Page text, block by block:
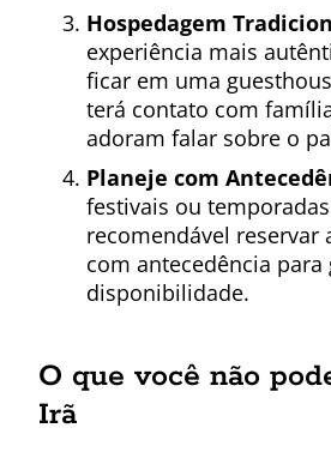
Hospedagem
experiência mais
ficar em uma
terá contato com
adoram falar sobre o
Planeje com
festivais ou
recomendável reservar
com antecedência para
disponibilidade.
O que você não
Irã